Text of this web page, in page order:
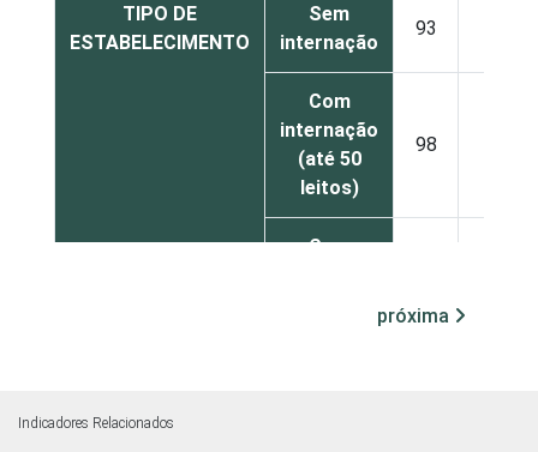
TIPO DE
ESTABELECIMENTO
Sem
internação
93
Com
internação
(até 50
leitos)
98
Com
próxima
Indicadores Relacionados